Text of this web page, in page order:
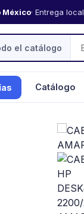
México· Entrega
el catálogo
Catálogo